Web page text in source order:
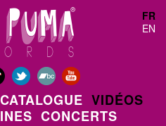
FR
EN
CATALOGUE VIDÉOS
CONCERTS